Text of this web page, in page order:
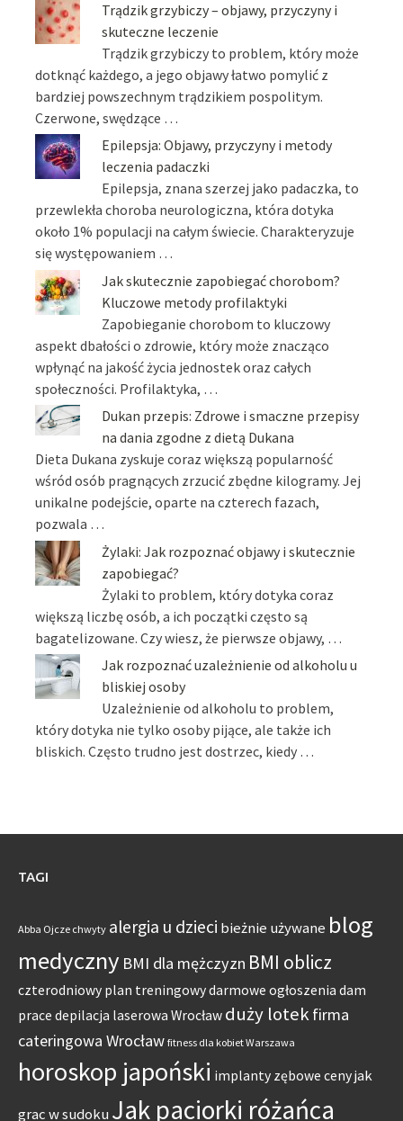
Trądzik grzybiczy – objawy, przyczyny i
skuteczne leczenie
Trądzik grzybiczy to problem, który może
dotknąć każdego, a jego objawy łatwo pomylić z
bardziej powszechnym trądzikiem pospolitym.
Czerwone, swędzące …
Epilepsja: Objawy, przyczyny i metody
leczenia padaczki
Epilepsja, znana szerzej jako padaczka, to
przewlekła choroba neurologiczna, która dotyka
około 1% populacji na całym świecie. Charakteryzuje
się występowaniem …
Jak skutecznie zapobiegać chorobom?
Kluczowe metody profilaktyki
Zapobieganie chorobom to kluczowy
aspekt dbałości o zdrowie, który może znacząco
wpłynąć na jakość życia jednostek oraz całych
społeczności. Profilaktyka, …
Dukan przepis: Zdrowe i smaczne przepisy
na dania zgodne z dietą Dukana
Dieta Dukana zyskuje coraz większą popularność
wśród osób pragnących zrzucić zbędne kilogramy. Jej
unikalne podejście, oparte na czterech fazach,
pozwala …
Żylaki: Jak rozpoznać objawy i skutecznie
zapobiegać?
Żylaki to problem, który dotyka coraz
większą liczbę osób, a ich początki często są
bagatelizowane. Czy wiesz, że pierwsze objawy, …
Jak rozpoznać uzależnienie od alkoholu u
bliskiej osoby
Uzależnienie od alkoholu to problem,
który dotyka nie tylko osoby pijące, ale także ich
bliskich. Często trudno jest dostrzec, kiedy …
TAGI
Abba Ojcze chwyty alergia u dzieci bieżnie używane blog
medyczny BMI dla mężczyzn BMI oblicz
czterodniowy plan treningowydarmowe ogłoszenia dam
prace depilacja laserowa Wrocław duży lotekfirma
cateringowa Wrocław fitness dla kobiet Warszawa
horoskop japoński implanty zębowe cenyjak
grac w sudoku Jak paciorki różańca